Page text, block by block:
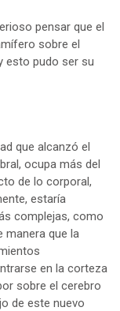
pensar que el
sobre el
esto pudo ser su
que alcanzó el
ocupa más del
de lo corporal,
estaría
complejas, como
manera que la
en la corteza
sobre el cerebro
de este nuevo